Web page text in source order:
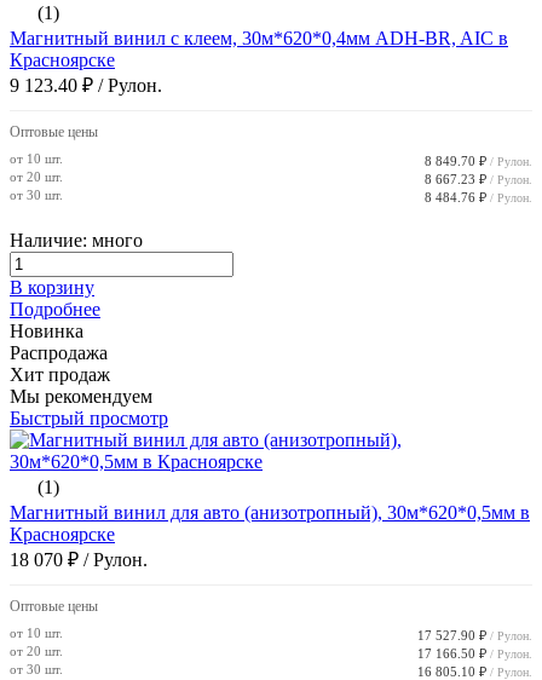
(1)
Магнитный винил с клеем, 30м*620*0,4мм ADH-BR, AIC в
Красноярске
9 123.40 ₽ / Рулон.
Оптовые цены
от 10 шт. 8 849.70 ₽ / Рулон.
от 20 шт. 8 667.23 ₽ / Рулон.
от 30 шт. 8 484.76 ₽ / Рулон.
Наличие: много
В корзину
Подробнее
Новинка
Распродажа
Хит продаж
Мы рекомендуем
Быстрый просмотр
(1)
Магнитный винил для авто (анизотропный), 30м*620*0,5мм в
Красноярске
18 070 ₽ / Рулон.
Оптовые цены
от 10 шт. 17 527.90 ₽ / Рулон.
от 20 шт. 17 166.50 ₽ / Рулон.
от 30 шт. 16 805.10 ₽ / Рулон.